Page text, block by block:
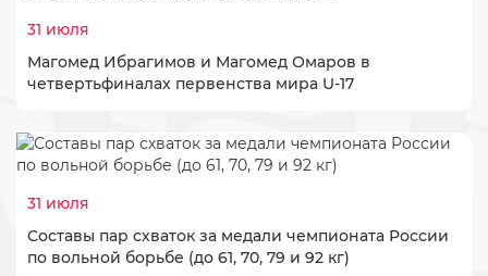
31 июля
Магомед Ибрагимов и Магомед Омаров в
четвертьфиналах первенства мира U-17
31 июля
Составы пар схваток за медали чемпионата России
по вольной борьбе (до 61, 70, 79 и 92 кг)